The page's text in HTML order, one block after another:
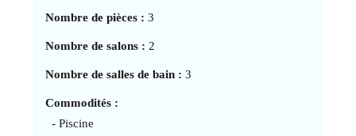
Nombre de pièces : 3
Nombre de salons : 2
Nombre de salles de bain : 3
Commodités :
- Piscine